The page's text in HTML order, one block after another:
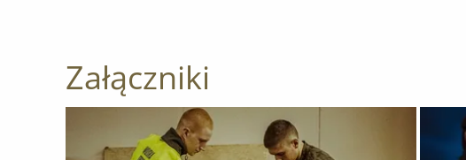
Załączniki
Otwórz załącznik Niezawodna pomoc – zawsze gotowi